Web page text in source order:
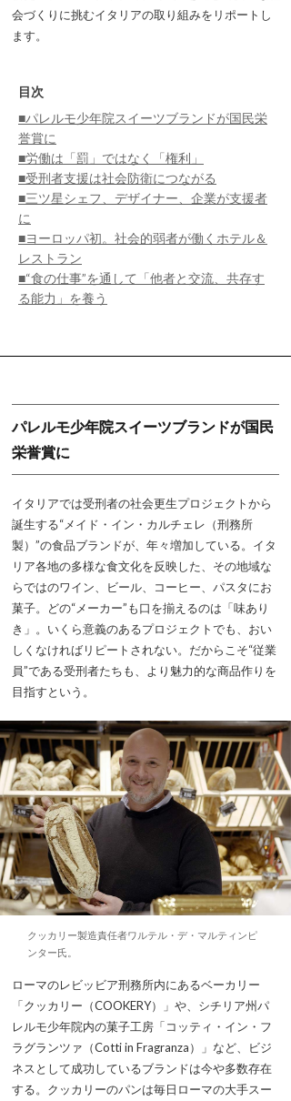
会づくりに挑むイタリアの取り組みをリポートし
ます。
目次
■パレルモ少年院スイーツブランドが国民栄
誉賞に
■労働は「罰」ではなく「権利」
■受刑者支援は社会防衛につながる
■三ツ星シェフ、デザイナー、企業が支援者
に
■ヨーロッパ初。社会的弱者が働くホテル＆
レストラン
■“食の仕事”を通して「他者と交流、共存す
る能力」を養う
パレルモ少年院スイーツブランドが国民
栄誉賞に
イタリアでは受刑者の社会更生プロジェクトから
誕生する“メイド・イン・カルチェレ（刑務所
製）”の食品ブランドが、年々増加している。イタ
リア各地の多様な食文化を反映した、その地域な
らではのワイン、ビール、コーヒー、パスタにお
菓子。どの“メーカー”も口を揃えるのは「味あり
き」。いくら意義のあるプロジェクトでも、おい
しくなければリピートされない。だからこそ“従業
員”である受刑者たちも、より魅力的な商品作りを
目指すという。
クッカリー製造責任者ワルテル・デ・マルティンピ
ンター氏。
ローマのレビッビア刑務所内にあるベーカリー
「クッカリー（COOKERY）」や、シチリア州パ
レルモ少年院内の菓子工房「コッティ・イン・フ
ラグランツァ（Cotti in Fragranza）」など、ビジ
ネスとして成功しているブランドは今や多数存在
する。クッカリーのパンは毎日ローマの大手スー